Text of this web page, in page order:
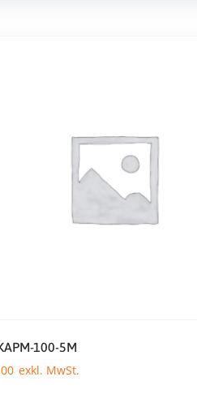
100-5M